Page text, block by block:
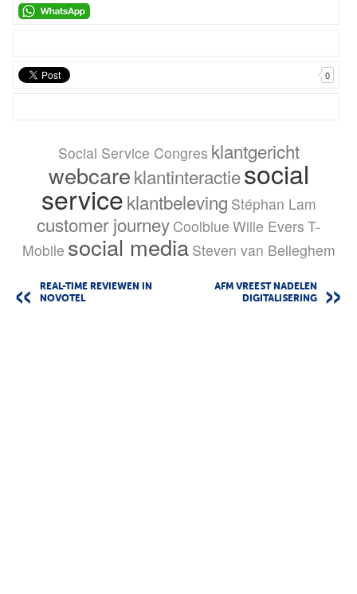
0
Social Service Congres klantgericht
webcareklantinteractiesocial
serviceklantbeleving Stéphan Lam
customer journey Coolblue Wille Evers T-
Mobile social media Steven van Belleghem
REAL-TIME REVIEWEN IN
NOVOTEL
AFM VREEST NADELEN
DIGITALISERING